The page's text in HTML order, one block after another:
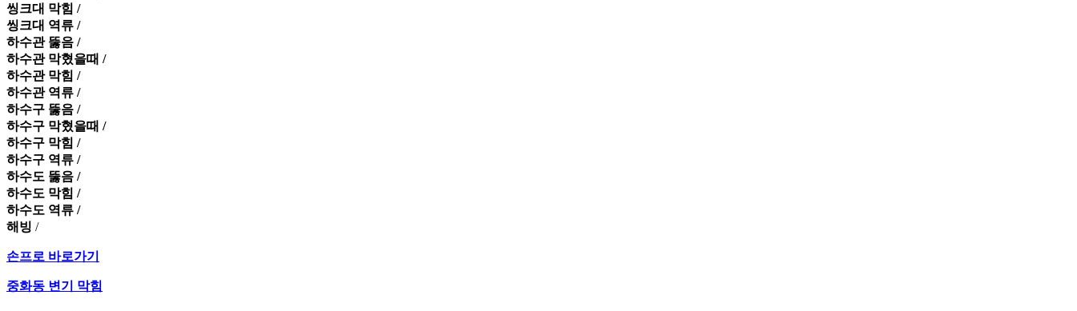
씽크대 막힘 /
씽크대 역류 /
하수관 뚫음 /
하수관 막혔을때 /
하수관 막힘 /
하수관 역류 /
하수구 뚫음 /
하수구 막혔을때 /
하수구 막힘 /
하수구 역류 /
하수도 뚫음 /
하수도 막힘 /
하수도 역류 /
해빙 /
손프로 바로가기
중화동 변기 막힘